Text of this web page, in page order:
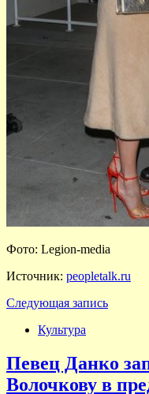
Фото: Legion-media
Источник: peopletalk.ru
Следующая запись
Культура
Певец Данко
Волочкову в